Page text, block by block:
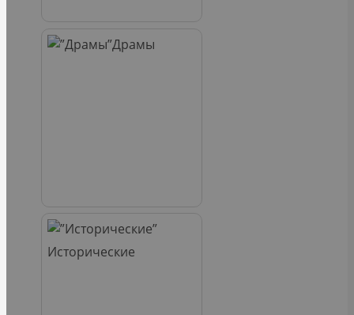
Драмы
Исторические